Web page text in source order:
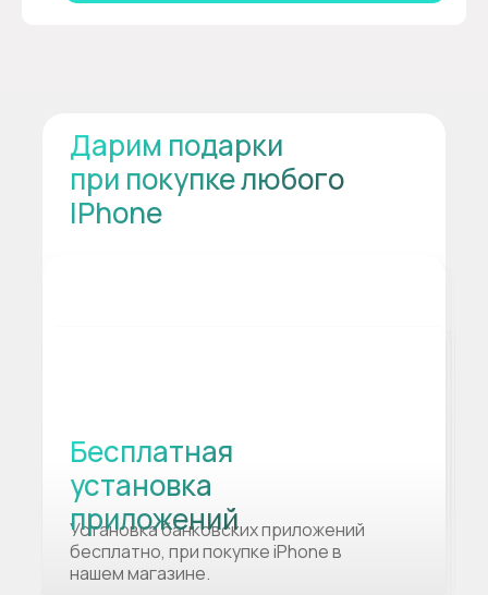
Дарим подарки
при покупке любого
IPhone
Установка банковских приложений
бесплатно, при покупке iPhone в
нашем магазине.
Бесплатная
установка
приложений